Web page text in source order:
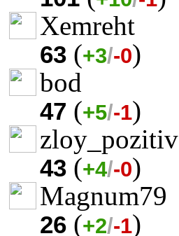
Xemreht
63 (+3/-0)
bod
47 (+5/-1)
zloy_pozitiv
43 (+4/-0)
Magnum79
26 (+2/-1)